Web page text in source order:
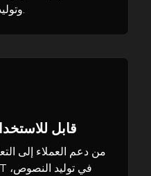
وتوليدها وإجراء محادثات طبيعية.
قابل
من دعم العملاء إلى